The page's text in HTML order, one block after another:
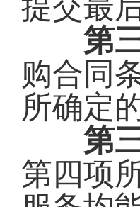
提交最
第
购合同
所确定
第
第四项